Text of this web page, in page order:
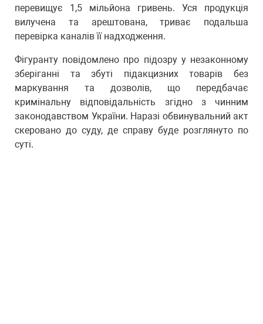
перевищує 1,5 мільйона гривень. Уся продукція
вилучена та арештована, триває подальша
перевірка каналів її надходження.
Фігуранту повідомлено про підозру у незаконному
зберіганні та збуті підакцизних товарів без
маркування та дозволів, що передбачає
кримінальну відповідальність згідно з чинним
законодавством України. Наразі обвинувальний акт
скеровано до суду, де справу буде розглянуто по
суті.